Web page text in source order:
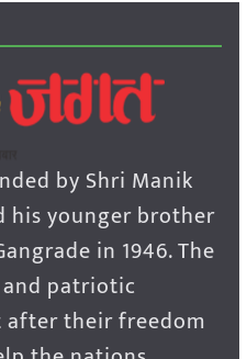
by Shri Manik
his younger brother
in 1946. The
patriotic
their freedom